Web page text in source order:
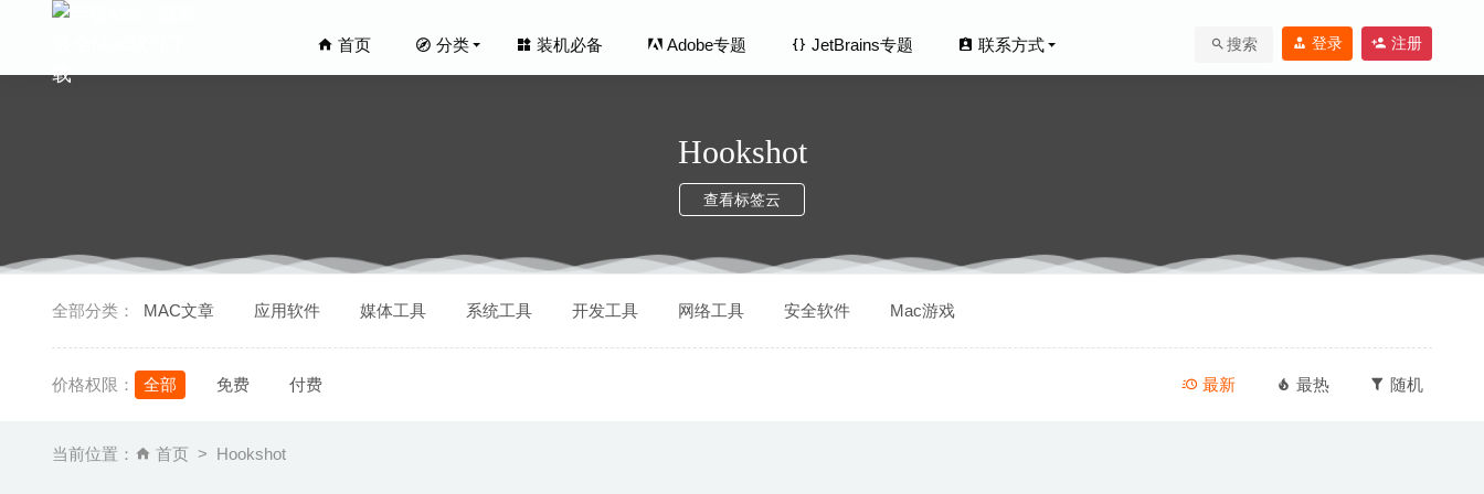
首页 分类 装机必备 Adobe专题 JetBrains专题 联系方式 搜索 登录 注册
Hookshot
查看标签云
全部分类： MAC文章 应用软件 媒体工具 系统工具 开发工具 网络工具 安全软件 Mac游戏
价格权限： 全部 免费 付费 最新 最热 随机
当前位置： 首页 Hookshot
2023-08-18